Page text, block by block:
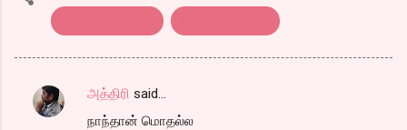
C
அத்திரி said…
நாந்தான் மொதல்ல